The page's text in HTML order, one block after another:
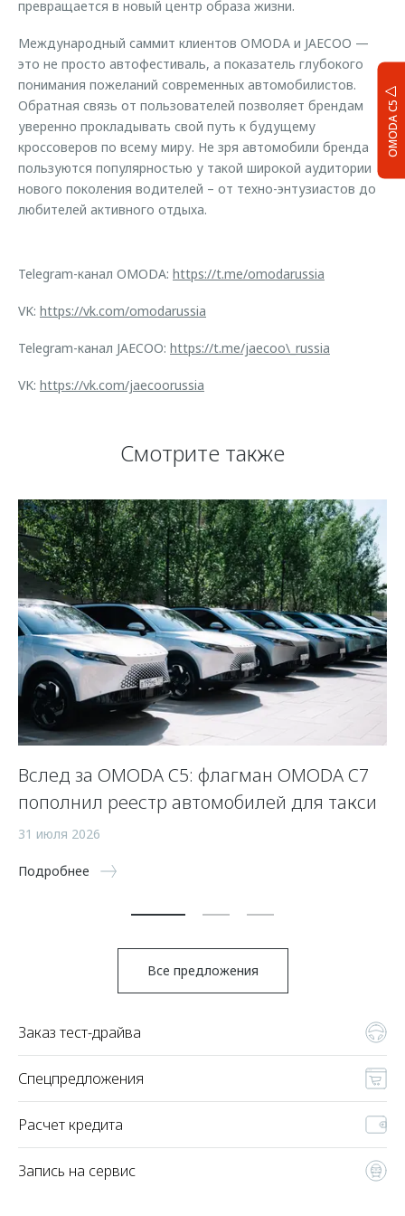
OMODA C5
превращается в новый центр образа жизни.
Международный саммит клиентов OMODA и JAECOO —
это не просто автофестиваль, а показатель глубокого
понимания пожеланий современных автомобилистов.
Обратная связь от пользователей позволяет брендам
уверенно прокладывать свой путь к будущему
кроссоверов по всему миру. Не зря автомобили бренда
пользуются популярностью у такой широкой аудитории
нового поколения водителей – от техно-энтузиастов до
любителей активного отдыха.
Telegram-канал OMODA: https://t.me/omodarussia
VK: https://vk.com/omodarussia
Telegram-канал JAECOO: https://t.me/jaecoo\_russia
VK: https://vk.com/jaecoorussia
Смотрите также
Вслед за OMODA C5: флагман OMODA C7
пополнил реестр автомобилей для такси
31 июля 2026
Подробнее
Все предложения
Заказ тест-драйва
Спецпредложения
Расчет кредита
Запись на сервис